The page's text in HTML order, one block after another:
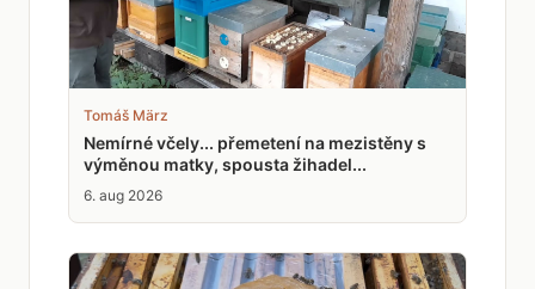
Tomáš März
Nemírné včely... přemetení na mezistěny s
výměnou matky, spousta žihadel...
6. aug 2026